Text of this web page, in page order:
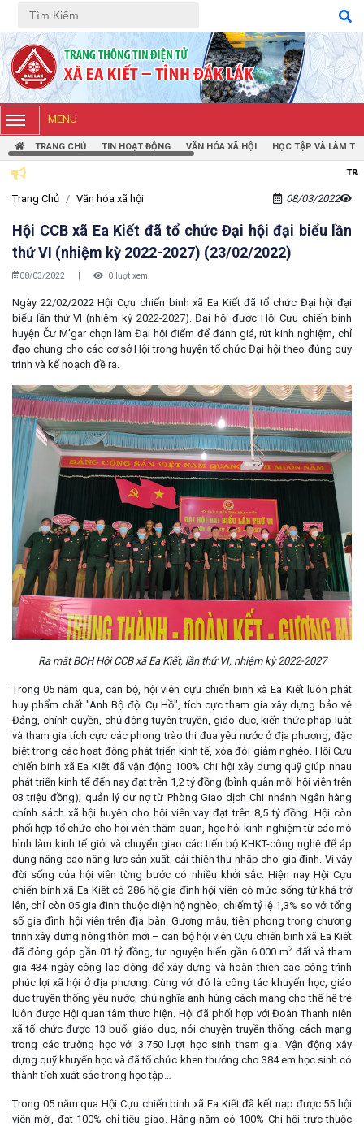
Tiếng Việt Tiếng Anh
MENU
TRANG CHỦ TIN HOẠT ĐỘNG VĂN HÓA XÃ HỘI HỌC TẬP VÀ LÀM
TRANG THÔNG TIN
Trang Chủ Văn hóa xã hội 08/03/2022
Hội CCB xã Ea Kiết đã tổ chức Đại hội đại biểu lần
thứ VI (nhiệm kỳ 2022-2027) (23/02/2022)
08/03/2022 0 lượt xem
Ngày 22/02/2022 Hội Cựu chiến binh xã Ea Kiết đã tổ chức Đại hội đại
biểu lần thứ VI (nhiệm kỳ 2022-2027). Đại hội được Hội Cựu chiến binh
huyện Čư M'gar chọn làm Đại hội điểm để đánh giá, rút kinh nghiệm, chỉ
đạo chung cho các cơ sở Hội trong huyện tổ chức Đại hội theo đúng quy
trình và kế hoạch đề ra.
Ra mắt BCH Hội CCB xã Ea Kiết, lần thứ VI, nhiệm kỳ 2022-2027
Trong 05 năm qua, cán bộ, hội viên cựu chiến binh xã Ea Kiết luôn phát
huy phẩm chất "Anh Bộ đội Cụ Hồ", tích cực tham gia xây dựng bảo vệ
Đảng, chính quyền, chủ động tuyên truyền, giáo dục, kiến thức pháp luật
và tham gia tích cực các phong trào thi đua yêu nước ở địa phương, đặc
biệt trong các hoạt động phát triển kinh tế, xóa đói giảm nghèo. Hội Cựu
chiến binh xã Ea Kiết đã vận động 100% Chi hội xây dựng quỹ giúp nhau
phát triển kinh tế đến nay đạt trên 1,2 tỷ đồng (bình quân mỗi hội viên trên
03 triệu đồng); quản lý dư nợ từ Phòng Giao dịch Chi nhánh Ngân hàng
chính sách xã hội huyện cho hội viên vay đạt trên 8,5 tỷ đồng. Hội còn
phối hợp tổ chức cho hội viên thăm quan, học hỏi kinh nghiệm từ các mô
hình làm kinh tế giỏi và chuyển giao các tiến bộ KHKT-công nghệ để áp
dụng nâng cao nâng lực sản xuất, cải thiện thu nhập cho gia đình. Vì vậy
đời sống của hội viên từng bước có nhiều khởi sắc. Hiện nay Hội Cựu
chiến binh xã Ea Kiết có 286 hộ gia đình hội viên có mức sống từ khá trở
lên, chỉ còn 05 gia đình thuộc diện hộ nghèo, chiếm tỷ lệ 1,3% so với tổng
số gia đình hội viên trên địa bàn. Gương mẫu, tiên phong trong chương
trình xây dựng nông thôn mới – cán bộ hội viên Cựu chiến binh xã Ea Kiết
đã đóng góp gần 01 tỷ đồng, tự nguyện hiến gần 6.000 m2đất và tham
gia 434 ngày công lao động để xây dựng và hoàn thiện các công trình
phúc lợi xã hội ở địa phương. Cùng với đó là công tác khuyến học, giáo
dục truyền thống yêu nước, chủ nghĩa anh hùng cách mạng cho thế hệ trẻ
luôn được Hội quan tâm thực hiện. Hội đã phối hợp với Đoàn Thanh niên
xã tổ chức được 13 buổi giáo dục, nói chuyện truyền thống cách mạng
trong các trường học với 3.750 lượt học sinh tham gia. Vận động xây
dựng quỹ khuyến học và đã tổ chức khen thưởng cho 384 em học sinh có
thành tích xuất sắc trong học tập…
Trong 05 năm qua Hội Cựu chiến binh xã Ea Kiết đã kết nạp được 55 hội
viên mới, đạt 100% chỉ tiêu giao. Hằng năm có 100% Chi hội trực thuộc